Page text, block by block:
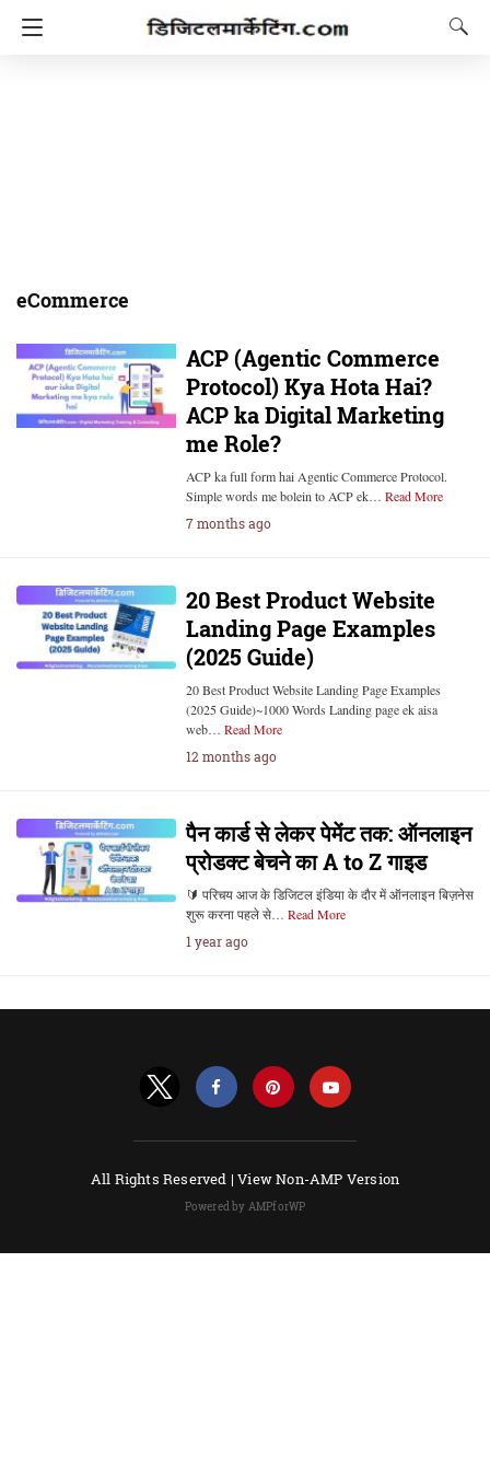
eCommerce
ACP (Agentic Commerce
Protocol) Kya Hota Hai?
ACP ka Digital Marketing
me Role?
ACP ka full form hai Agentic Commerce Protocol.
Simple words me bolein to ACP ek… Read More
7 months ago
20 Best Product Website
Landing Page Examples
(2025 Guide)
20 Best Product Website Landing Page Examples
(2025 Guide)~1000 Words Landing page ek aisa
web… Read More
12 months ago
पैन कार्ड से लेकर पेमेंट तक: ऑनलाइन
प्रोडक्ट बेचने का A to Z गाइड
🔰 परिचय आज के डिजिटल इंडिया के दौर में ऑनलाइन बिज़नेस
शुरू करना पहले से… Read More
1 year ago
All Rights Reserved |View Non-AMP Version
Powered by AMPforWP